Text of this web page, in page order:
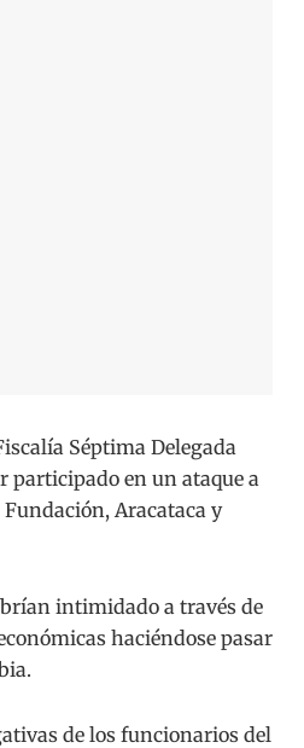
Séptima Delegada
participado en un ataque a
Aracataca y
intimidado a través de
haciéndose pasar
de los funcionarios del